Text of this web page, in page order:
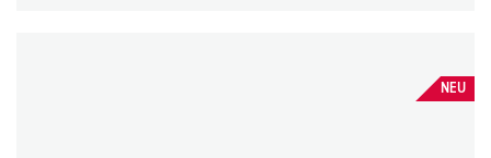
NEU